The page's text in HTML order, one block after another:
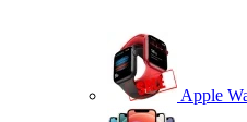
Apple